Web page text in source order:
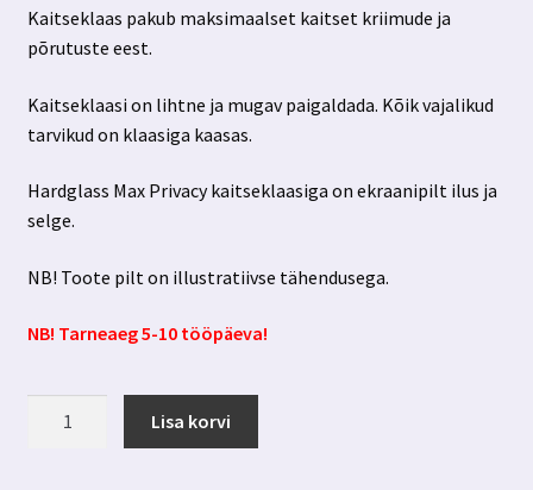
Kaitseklaas pakub maksimaalset kaitset kriimude ja
põrutuste eest.
Kaitseklaasi on lihtne ja mugav paigaldada. Kõik vajalikud
tarvikud on klaasiga kaasas.
Hardglass Max Privacy kaitseklaasiga on ekraanipilt ilus ja
selge.
NB! Toote pilt on illustratiivse tähendusega.
NB! Tarneaeg 5-10 tööpäeva!
Lisa korvi